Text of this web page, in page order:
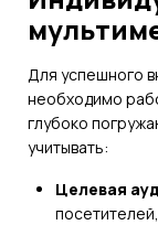
Для успешного
необходимо
глубоко
учитывать:
Целевая